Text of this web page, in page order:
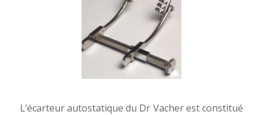
L’écarteur autostatique du Dr Vacher est constitué